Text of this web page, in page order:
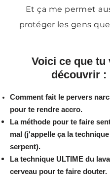
Et ça me permet
protéger les gens
Voici ce que tu
découvrir :
Comment fait le pervers
pour te rendre accro.
La méthode pour te faire
mal (j'appelle ça latechnique
serpent).
La technique ULTIME du
cerveau pour te faire douter.